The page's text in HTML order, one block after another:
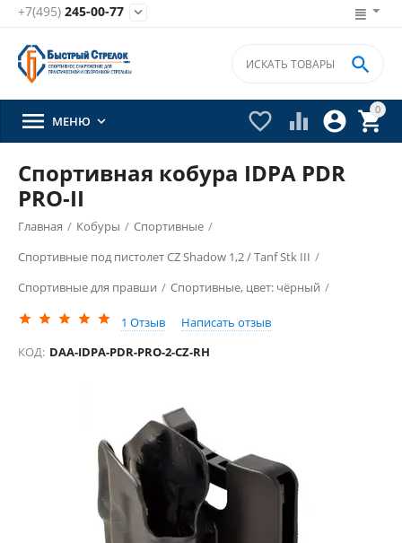
+7(495) 245-00-77 
0


 

 МЕНЮ 
Спортивная кобура IDPA PDR
PRO-II
Главная / Кобуры / Спортивные /
Спортивные под пистолет CZ Shadow 1,2 / Tanf Stk III /
Спортивные для правши / Спортивные, цвет: чёрный /
1 Отзыв
Написать отзыв
КОД: DAA-IDPA-PDR-PRO-2-CZ-RH